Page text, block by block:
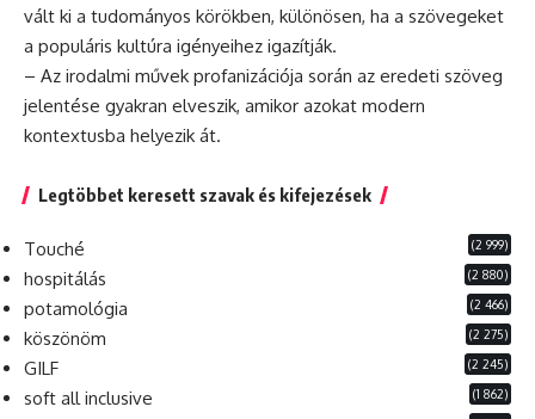
vált ki a tudományos körökben, különösen, ha a szövegeket
a populáris kultúra igényeihez igazítják.
– Az irodalmi művek profanizációja során az eredeti szöveg
jelentése gyakran elveszik, amikor azokat modern
kontextusba helyezik át.
Legtöbbet keresett szavak és kifejezések
Touché (2 999)
hospitálás (2 880)
potamológia (2 466)
köszönöm (2 275)
GILF (2 245)
soft all inclusive (1 862)